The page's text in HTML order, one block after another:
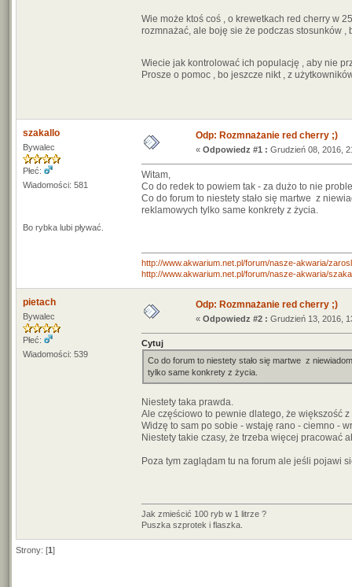
Wie może ktoś coś , o krewetkach red cherry w
rozmnażać, ale boję sie że podczas stosunków ,
Wiecie jak kontrolować ich populację , aby nie
Prosze o pomoc , bo jeszcze nikt , z
szakallo
Bywalec
Płeć:
Wiadomości: 581
Bo rybka lubi pływać.
Odp: Rozmnażanie red cherry ;)
« Odpowiedz #1 : Grudzień 08, 2016,
Witam,
Co do redek to powiem tak - za dużo to nie
Co do forum to niestety stało się martwe z
reklamowych tylko same konkrety z życia.
http://www.akwarium.net.pl/forum/nasze-akwaria/
http://www.akwarium.net.pl/forum/nasze-akwaria/
pietach
Bywalec
Płeć:
Wiadomości: 539
Odp: Rozmnażanie red cherry ;)
« Odpowiedz #2 : Grudzień 13, 2016,
Cytuj
Co do forum to niestety stało się martwe z
tylko same konkrety z życia.
Niestety taka prawda.
Ale częściowo to pewnie dlatego, że większość
Widzę to sam po sobie - wstaję rano - ciemno -
Niestety takie czasy, że trzeba więcej pracować
Poza tym zaglądam tu na forum ale jeśli pojawi
Jak zmieścić 100 ryb w 1 litrze ?
Puszka szprotek i flaszka.
Strony: [1]